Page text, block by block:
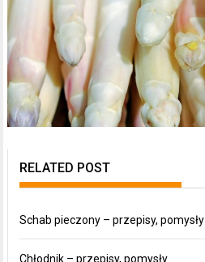
RELATED POST
Schab pieczony – przepisy, pomysły
Chłodnik – przepisy, pomysły